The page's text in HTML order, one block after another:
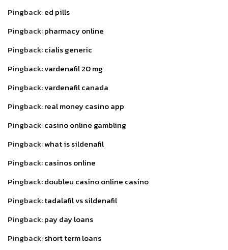
Pingback:ed pills
Pingback:pharmacy online
Pingback:cialis generic
Pingback:vardenafil 20 mg
Pingback:vardenafil canada
Pingback:real money casino app
Pingback:casino online gambling
Pingback:what is sildenafil
Pingback:casinos online
Pingback:doubleu casino online casino
Pingback:tadalafil vs sildenafil
Pingback:pay day loans
Pingback:short term loans